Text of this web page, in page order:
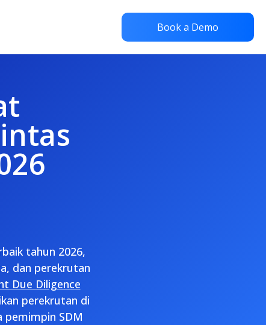
Book a Demo
tahun 2026,
dan perekrutan
Due Diligence
perekrutan di
pemimpin SDM